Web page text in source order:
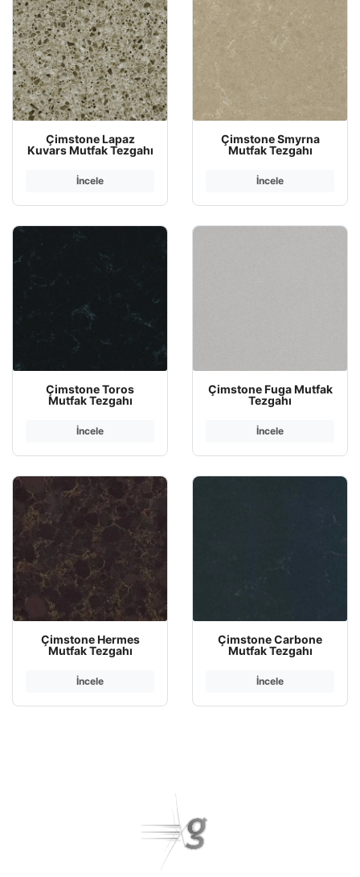
Çimstone Lapaz
Kuvars Mutfak Tezgahı
İncele
Çimstone Smyrna
Mutfak Tezgahı
İncele
Çimstone Toros
Mutfak Tezgahı
İncele
Çimstone Fuga Mutfak
Tezgahı
İncele
Çimstone Hermes
Mutfak Tezgahı
İncele
Çimstone Carbone
Mutfak Tezgahı
İncele